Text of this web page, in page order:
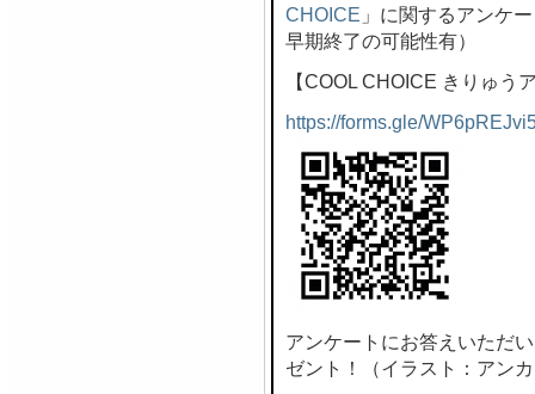
CHOICE 」に関するアンケ
早期終了の可能性有）
【COOL CHOICE きりゅう
https://forms.gle/
アンケートにお答えいただ
ゼント！（イラスト：アン